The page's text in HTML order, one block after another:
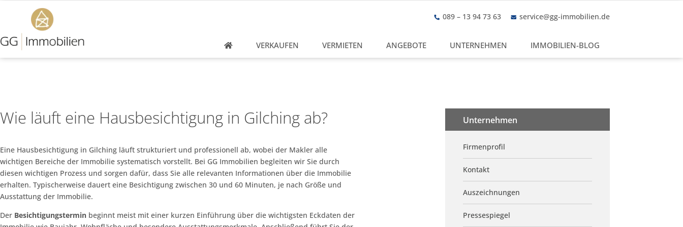
089 – 13 94 73 63 service@gg-immobilien.de
VERKAUFEN VERMIETEN ANGEBOTE UNTERNEHMEN IMMOBILIEN-BLOG
Wie läuft eine Hausbesichtigung in Gilching ab?
Eine Hausbesichtigung in Gilching läuft strukturiert und professionell ab, wobei der Makler alle
wichtigen Bereiche der Immobilie systematisch vorstellt. Bei GG Immobilien begleiten wir Sie durch
diesen wichtigen Prozess und sorgen dafür, dass Sie alle relevanten Informationen über die Immobilie
erhalten. Typischerweise dauert eine Besichtigung zwischen 30 und 60 Minuten, je nach Größe und
Ausstattung der Immobilie.
Der Besichtigungstermin beginnt meist mit einer kurzen Einführung über die wichtigsten Eckdaten der
Unternehmen
Firmenprofil
Kontakt
Auszeichnungen
Pressespiegel